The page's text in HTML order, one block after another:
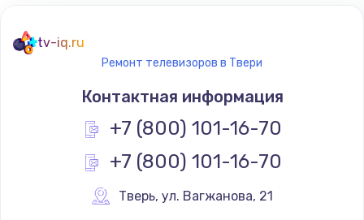
900 руб.
Заказать
900 руб.
tv-iq.ru
Ремонт телевизоров в Твери
Контактная информация
+7 (800) 101-16-70
+7 (800) 101-16-70
Тверь, ул. Вагжанова, 21